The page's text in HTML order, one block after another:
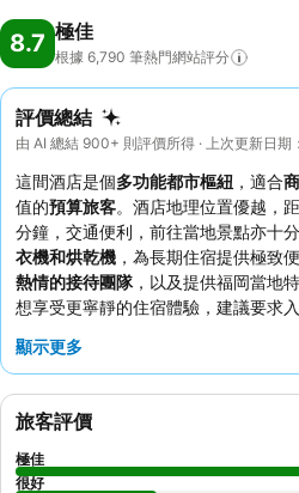
8.7 極佳
根據 6,790 筆熱門網站評分
評價總結
由 AI 總結 900+ 則評價所得 · 上次更新日
這間酒店是個多功能都市樞紐 ，適合
值的預算旅客。酒店地理位置優越，
分鐘，交通便利，前往當地景點亦十
衣機和烘乾機 ，為長期住宿提供極致
熱情的接待團隊，以及提供福岡當地
想享受更寧靜的住宿體驗，建議要求
顯示更多
旅客評價
極佳
很好